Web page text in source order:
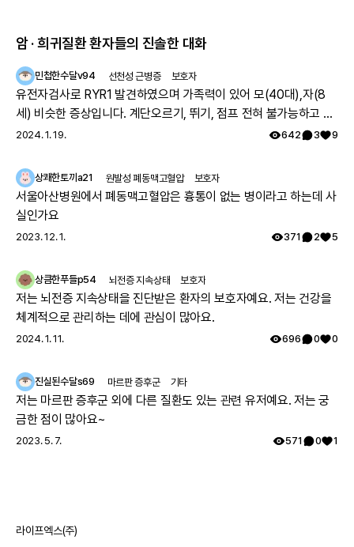
암 · 희귀질환 환자들의 진솔한 대화
민첩한수달v94 선천성 근병증 보호자
유전자검사로 RYR1 발견하였으며 가족력이 있어 모(40대),자(8
세) 비슷한 증상입니다. 계단오르기, 뛰기, 점프 전혀 불가능하고 전
체적으로 몸의 힘이 부족하지만 위의 불가능한점을 빼고는 힘들지
를 보았으나 그당시에는 아킬레스건이 짧아서 그런거라고 운동 열
심히 하라는 답을 듣고 쭉 지내다가 출산후 첫째아이도 같은 증상으
로 서울대병원 방문하여 근육병의심으로 여러 검사를 하였으나 정
은 케이스가 있나 알아보기로 하고 주기적으로 외래만 다녔습니다.
자 모두 최종진단 받았어요. 이 글 작성후 한달뒤, 오늘 서울대 외래
에 가서 말씀드리니 아니라고, 잘못된 검사결과라고 찾고 있는중이
니 기다려보자고 하십니다 ㅠㅠ
2024. 1. 19. 642 3 9
상쾌한토끼a21 원발성 폐동맥고혈압 보호자
서울아산병원에서 폐동맥고혈압은 흉통이 없는 병이라고 하는데 사
실인가요
2023. 12. 1. 371 2 5
상큼한푸들p54 뇌전증 지속상태 보호자
저는 뇌전증 지속상태을 진단받은 환자의 보호자예요. 저는 건강을
체계적으로 관리하는 데에 관심이 많아요.
2024. 1. 11. 696 0 0
진실된수달s69 마르판 증후군 기타
저는 마르판 증후군 외에 다른 질환도 있는 관련 유저예요. 저는 궁
금한 점이 많아요~
2023. 5. 7. 571 0 1
라이프엑스(주)